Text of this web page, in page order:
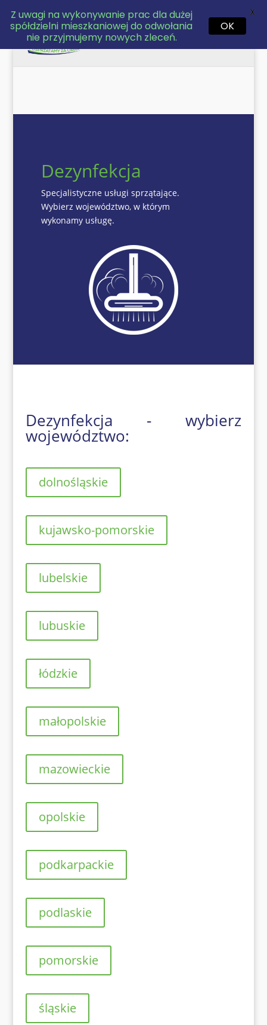
737393732 sprzatanie@arsen.xyz
Dezynfekcja
Specjalistyczne usługi sprzątające.
Wybierz województwo, w którym
wykonamy usługę.
Dezynfekcja - wybierz
województwo:
dolnośląskie
kujawsko-pomorskie
lubelskie
lubuskie
łódzkie
małopolskie
mazowieckie
opolskie
podkarpackie
podlaskie
pomorskie
śląskie
Z uwagi na wykonywanie prac dla dużej
spółdzielni mieszkaniowej do odwołania
nie przyjmujemy nowych zleceń.
OK
X